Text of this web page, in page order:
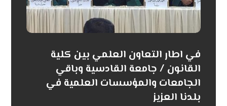
في اطار التعاون العلمي بين كلية
القانون / جامعة القادسية وباقي
الجامعات والمؤسسات العلمية في
بلدنا العزيز